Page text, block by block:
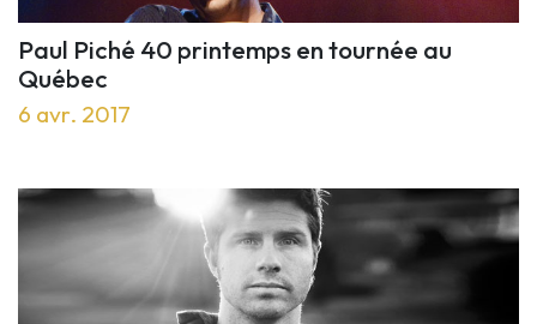
Paul Piché 40 printemps en tournée au
Québec
6 avr. 2017